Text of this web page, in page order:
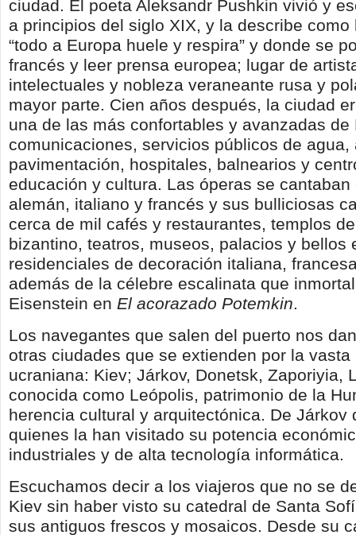
ciudad. El poeta Aleksandr Pushkin vivió y
a principios del siglo XIX, y la describe como
“todo a Europa huele y respira” y donde se
francés y leer prensa europea; lugar de
intelectuales y nobleza veraneante rusa y
mayor parte. Cien años después, la ciudad
una de las más confortables y avanzadas de
comunicaciones, servicios públicos de agua,
pavimentación, hospitales, balnearios y
educación y cultura. Las óperas se
alemán, italiano y francés y sus bulliciosas
cerca de mil cafés y restaurantes, templos
bizantino, teatros, museos, palacios y bellos
residenciales de decoración italiana,
además de la célebre escalinata que
Eisenstein en El acorazado Potemkin.
Los navegantes que salen del puerto nos
otras ciudades que se extienden por la vasta
ucraniana: Kiev; Járkov, Donetsk, Zaporiyia,
conocida como Leópolis, patrimonio de la
herencia cultural y arquitectónica. De Járkov
quienes la han visitado su potencia
industriales y de alta tecnología informática.
Escuchamos decir a los viajeros que no se
Kiev sin haber visto su catedral de Santa
sus antiguos frescos y mosaicos. Desde su